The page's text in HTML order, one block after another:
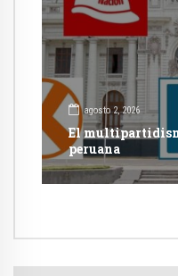
agosto 2, 2026
El
peruana